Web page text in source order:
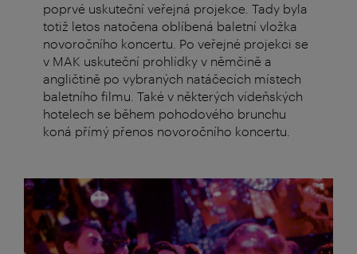
poprvé uskuteční veřejná projekce. Tady byla
totiž letos natočena oblíbená baletní vložka
novoročního koncertu. Po veřejné projekci se
v MAK uskuteční prohlídky v němčině a
angličtině po vybraných natáčecích místech
baletního filmu. Také v některých vídeňských
hotelech se během pohodového brunchu
koná přímý přenos novoročního koncertu.